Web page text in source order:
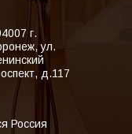
г.
,ул.
д.117
Россия